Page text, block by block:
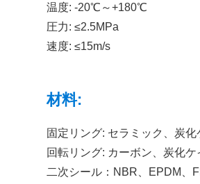
温度: -20℃～+180℃
圧力: ≤2.5MPa
速度: ≤15m/s
材料:
固定リング: セラミック、炭
回転リング: カーボン、炭化ケ
二次シール：NBR、EPDM、